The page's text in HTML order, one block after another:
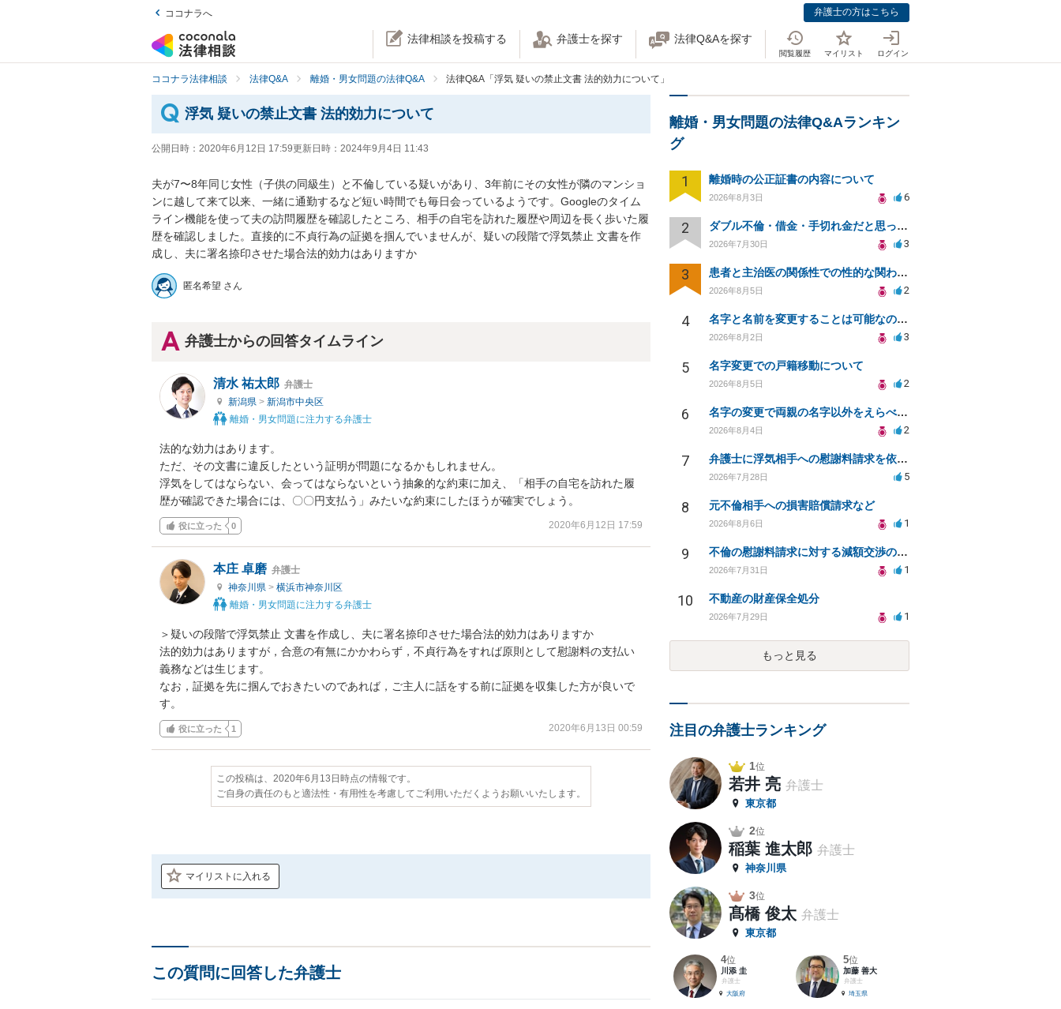
ココナラへ 弁護士の方はこちら
法律相談を投稿する 弁護士を探す 法律Q&Aを探す
閲覧履歴 マイリスト ログイン
ココナラ法律相談 法律Q&A 離婚・男女問題の法律Q&A 法律Q&A「浮気 疑いの禁止文書 法的効力について」
浮気 疑いの禁止文書 法的効力について
公開日時： 2020年6月12日 17:59更新日時： 2024年9月4日 11:43
夫が7〜8年同じ女性（子供の同級生）と不倫している疑いがあり、3年前にその女性が隣のマンショ
ンに越して来て以来、一緒に通勤するなど短い時間でも毎日会っているようです。Googleのタイム
ライン機能を使って夫の訪問履歴を確認したところ、相手の自宅を訪れた履歴や周辺を長く歩いた履
歴を確認しました。直接的に不貞行為の証拠を掴んでいませんが、疑いの段階で浮気禁止 文書を作
成し、夫に署名捺印させた場合法的効力はありますか
匿名希望 さん
弁護士からの回答タイムライン
清水 祐太郎 弁護士
新潟県 > 新潟市中央区
離婚・男女問題に注力する弁護士
法的な効力はあります。
ただ、その文書に違反したという証明が問題になるかもしれません。
浮気をしてはならない、会ってはならないという抽象的な約束に加え、「相手の自宅を訪れた履
歴が確認できた場合には、〇〇円支払う」みたいな約束にしたほうが確実でしょう。
役に立った 0 2020年6月12日 17:59
本庄 卓磨 弁護士
神奈川県 > 横浜市神奈川区
離婚・男女問題に注力する弁護士
＞疑いの段階で浮気禁止 文書を作成し、夫に署名捺印させた場合法的効力はありますか
法的効力はありますが，合意の有無にかかわらず，不貞行為をすれば原則として慰謝料の支払い
義務などは生じます。
なお，証拠を先に掴んでおきたいのであれば，ご主人に話をする前に証拠を収集した方が良いで
す。
役に立った 1 2020年6月13日 00:59
この投稿は、2020年6月13日時点の情報です。
ご自身の責任のもと適法性・有用性を考慮してご利用いただくようお願いいたします。
マイリストに入れる
この質問に回答した弁護士
離婚・男女問題の法律Q&Aランキン
グ
1 離婚時の公正証書の内容について
2026年8月3日 6
2 ダブル不倫・借金・手切れ金だと思っていたお金を1年後いまさら脅迫罪として通知書が来てまとめて請求
2026年7月30日 3
3 患者と主治医の関係性での性的な関わりからのトラブル
2026年8月5日 2
4 名字と名前を変更することは可能なのか？
2026年8月2日 3
5 名字変更での戸籍移動について
2026年8月5日 2
6 名字の変更で両親の名字以外をえらべるのか？
2026年8月4日 2
7 弁護士に浮気相手への慰謝料請求を依頼する費用相場は？
2026年7月28日 5
8 元不倫相手への損害賠償請求など
2026年8月6日 1
9 不倫の慰謝料請求に対する減額交渉の可能性と対策
2026年7月31日 1
10 不動産の財産保全処分
2026年7月29日 1
もっと見る
注目の弁護士ランキング
1位
若井 亮 弁護士
東京都
2位
稲葉 進太郎 弁護士
神奈川県
3位
髙橋 俊太 弁護士
東京都
4位
川添 圭
弁護士
大阪府
5位
加藤 善大
弁護士
埼玉県